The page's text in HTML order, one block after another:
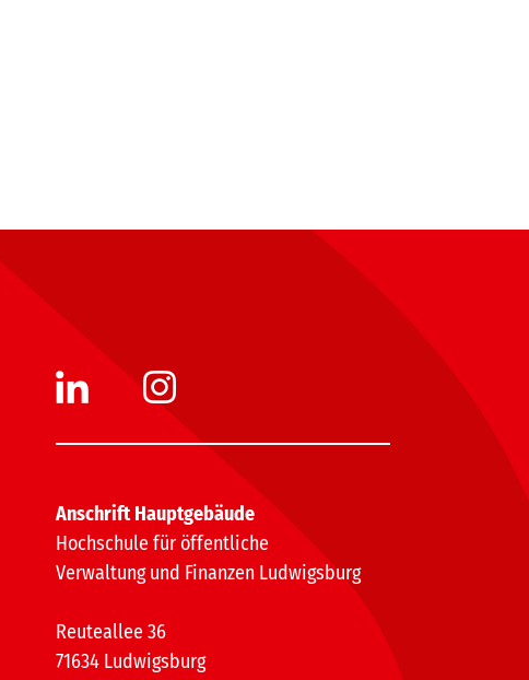
Anschrift Hauptgebäude
Hochschule für öffentliche
Verwaltung und Finanzen Ludwigsburg
Reuteallee 36
71634 Ludwigsburg